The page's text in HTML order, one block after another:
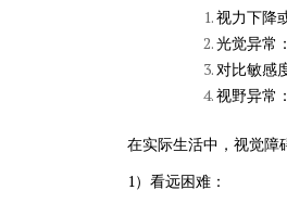
视力下降
光觉异常
对比敏感
视野异常
在实际生活中，视觉障
1）看远困难：